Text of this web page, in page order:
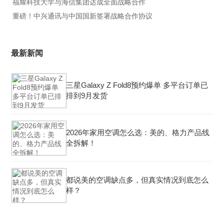
福耀科技大学与海信集团达成全面战略合作
重磅！中兴通讯与中国国新签署战略合作协议
最新新闻
三星Galaxy Z Fold8预约爆单 多平台订单已
排到9月发货
2026年家用空调怎么选：美的、格力产品线
全拆解！
都说美的空调缺点多，但真实情况到底怎么
样？